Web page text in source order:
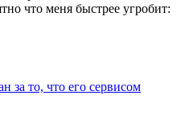
что меня быстрее угробит:
за то, что его сервисом